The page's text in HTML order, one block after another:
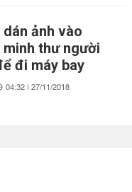
ảnh vào
minh thư người
đi máy bay
04:32 | 27/11/2018